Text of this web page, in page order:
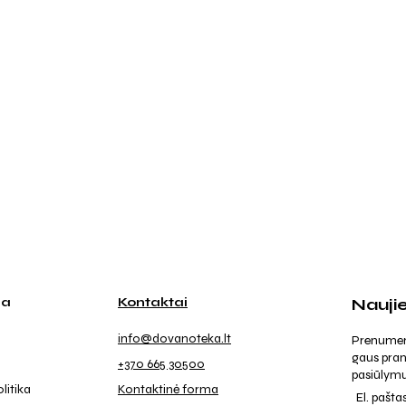
Kontaktai
info@dovanoteka.lt
+370 665 30500
Kontaktinė forma
gaus
El.